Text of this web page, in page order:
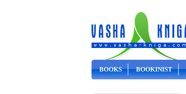
BOOKS BOOKINIST